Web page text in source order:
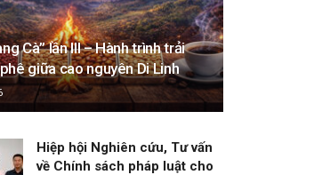
Cà” lần III – Hành trình trải
giữa cao nguyên Di Linh
Hiệp hội Nghiên cứu, Tư vấn
về Chính sách pháp luật cho